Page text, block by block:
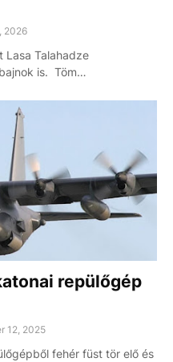
2026
Lasa Talahadze
is. Töm…
repülőgép
12, 2025
fehér füst tör elő és